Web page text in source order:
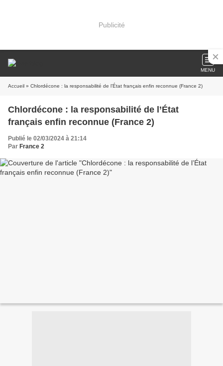
Publicité
MENU
Accueil » Chlordécone : la responsabilité de l’État français enfin reconnue (France 2)
Chlordécone : la responsabilité de l’État
français enfin reconnue (France 2)
Publié le 02/03/2024 à 21:14
Par France 2